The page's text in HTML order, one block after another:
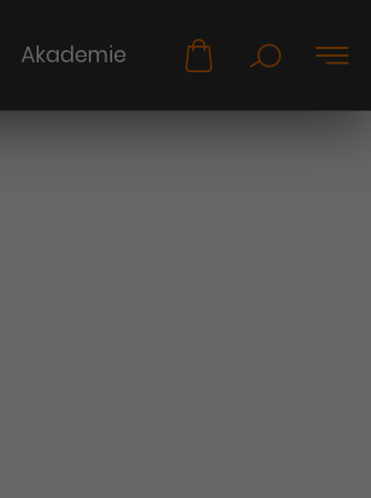
Akademie